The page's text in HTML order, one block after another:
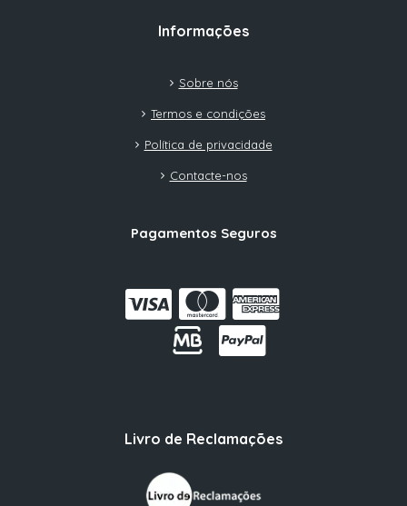
Informações
Sobre nós
Termos e condições
Política de privacidade
Contacte-nos
Pagamentos Seguros
Livro de Reclamações